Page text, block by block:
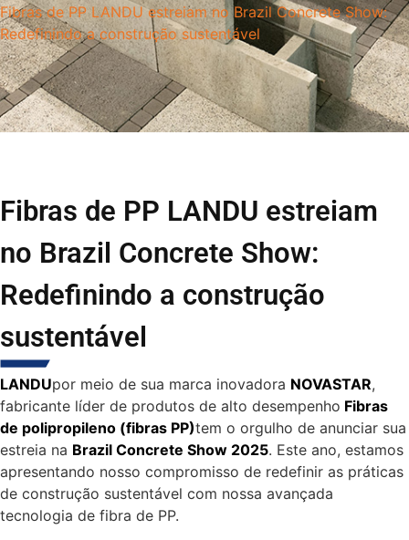
Fibras de PP LANDU estreiam no Brazil Concrete Show:
Redefinindo a construção sustentável
Fibras de PP LANDU estreiam
no Brazil Concrete Show:
Redefinindo a construção
sustentável
LANDUpor meio de sua marca inovadora NOVASTAR,
fabricante líder de produtos de alto desempenho Fibras
de polipropileno (fibras PP)tem o orgulho de anunciar sua
estreia na Brazil Concrete Show 2025. Este ano, estamos
apresentando nosso compromisso de redefinir as práticas
de construção sustentável com nossa avançada
tecnologia de fibra de PP.